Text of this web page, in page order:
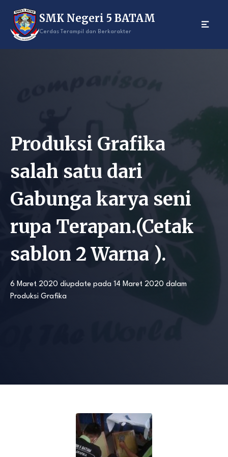
content
SMK Negeri 5 BATAM
Cerdas Terampil dan Berkarakter
Produksi Grafika
salah satu dari
Gabunga karya seni
rupa Terapan.(Cetak
sablon 2 Warna ).
6 Maret 2020 diupdate pada 14 Maret 2020 dalam
Produksi Grafika